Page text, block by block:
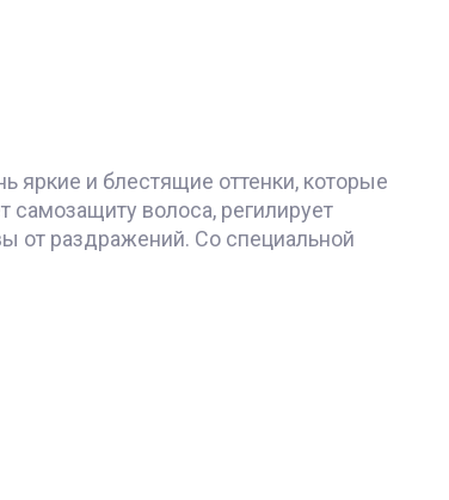
яркие и блестящие оттенки, которые
самозащиту волоса, регилирует
от раздражений. Со специальной